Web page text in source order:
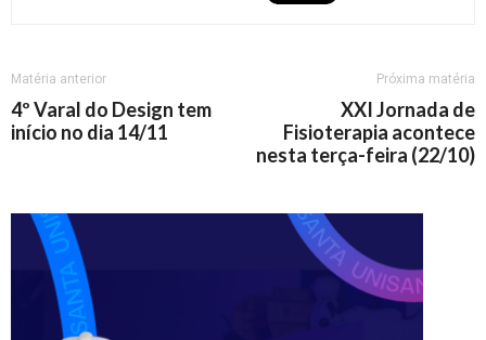
Matéria anterior
4º Varal do Design tem
início no dia 14/11
Próxima matéria
XXI Jornada de
Fisioterapia acontece
nesta terça-feira (22/10)